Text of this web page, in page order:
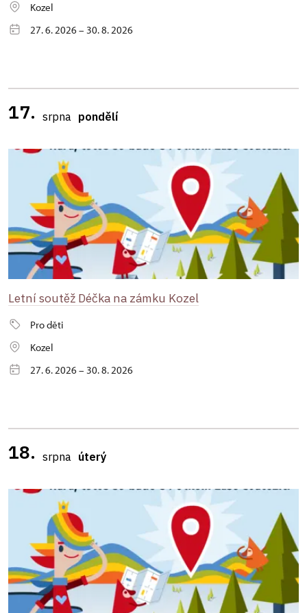
Kozel
27. 6. 2026 – 30. 8. 2026
17. srpna pondělí
Letní soutěž Déčka na zámku Kozel
Pro děti
Kozel
27. 6. 2026 – 30. 8. 2026
18. srpna úterý